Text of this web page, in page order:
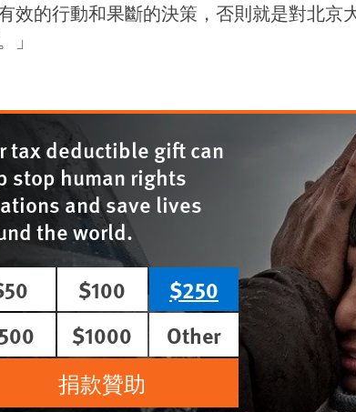
效的行動和果斷的決策，否則就是對北京
」
tax deductible gift can
stop human rights
and save lives
the world.
$100
$250
$1000
Other
捐款贊助